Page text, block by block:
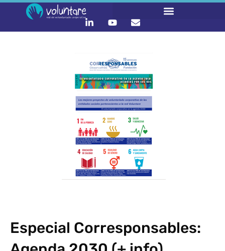
Especial Corresponsables: